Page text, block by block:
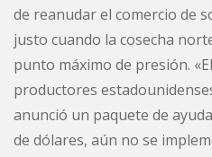
de reanudar el comercio de
justo cuando la cosecha
punto máximo de presión.
productores
anunció un paquete de
de dólares, aún no se